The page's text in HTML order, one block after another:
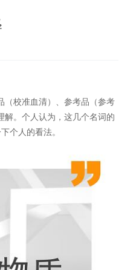
（校准血清）、参考品（参考
。个人认为，这几个名词的
个人的看法。